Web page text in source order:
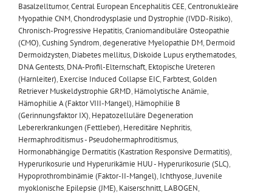
Basalzelltumor,Central European Encephalitis CEE,Centronukleäre
Myopathie CNM,Chondrodysplasie und Dystrophie (IVDD-Risiko),
Chronisch-Progressive Hepatitis,Craniomandibuläre Osteopathie
(CMO),Cushing Syndrom,degenerative Myelopathie DM, Dermoid
Dermoidzysten, Diabetes mellitus, Diskoide Lupus erythematodes,
DNA Gentests, DNA-Profil-Elternschaft, Ektopische Ureteren
(Harnleiter), Exercise Induced Collapse EIC, Farbtest,Golden
Retriever Muskeldystrophie GRMD, Hämolytische Anämie,
Hämophilie A (Faktor VIII-Mangel), Hämophilie B
(Gerinnungsfaktor IX), Hepatozelluläre Degeneration
Lebererkrankungen (Fettleber), Hereditäre Nephritis,
Hermaphroditismus - Pseudohermaphroditismus,
Hormonabhängige Dermatitis (Kastration Responsive Dermatitis),
Hyperurikosurie und Hyperurikämie HUU - Hyperurikosurie (SLC),
Hypoprothrombinämie (Faktor-II-Mangel), Ichthyose,Juvenile
myoklonische Epilepsie (JME), Kaiserschnitt, LABOGEN,